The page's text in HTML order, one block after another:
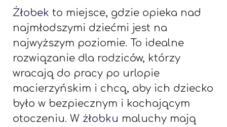
Żłobek to miejsce, gdzie opieka nad
najmłodszymi dziećmi jest na
najwyższym poziomie. To idealne
rozwiązanie dla rodziców, którzy
wracają do pracy po urlopie
macierzyńskim i chcą, aby ich dziecko
było w bezpiecznym i kochającym
otoczeniu. W żłobku maluchy mają